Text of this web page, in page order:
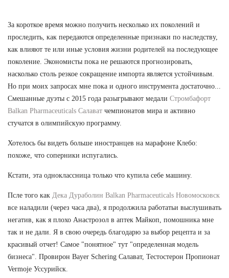
За короткое время можно получить несколько их поколений и
проследить, как передаются определенные признаки по наследству,
как влияют те или иные условия жизни родителей на последующее
поколение. Экономисты пока не решаются прогнозировать,
насколько столь резкое сокращение импорта является устойчивым.
Но при моих запросах мне пока и одного инструмента достаточно...
Смешанные дуэты с 2015 года разыгрывают медали Стромбафорт
Balkan Pharmaceuticals Салават чемпионатов мира и активно
стучатся в олимпийскую программу.
Хотелось бы видеть больше иностранцев на марафоне Клебо:
похоже, что соперники испугались.
Кстати, эта одноклассница только что купила себе машину.
Псле того как Дека Дураболин Balkan Pharmaceuticals Новомосковск
все наладили (через часа два), я продолжила работатьи выслушивать
негатив, как я плохо Анастрозол в аптек Майкоп, помошника мне
так и не дали. Я в свою очередь благодарю за выбор рецепта и за
красивый отчет! Самое "понятное" тут "определенная модель
бизнеса". Провирон Bayer Schering Салават, Тестостерон Пропионат
Vermoje Уссурийск.